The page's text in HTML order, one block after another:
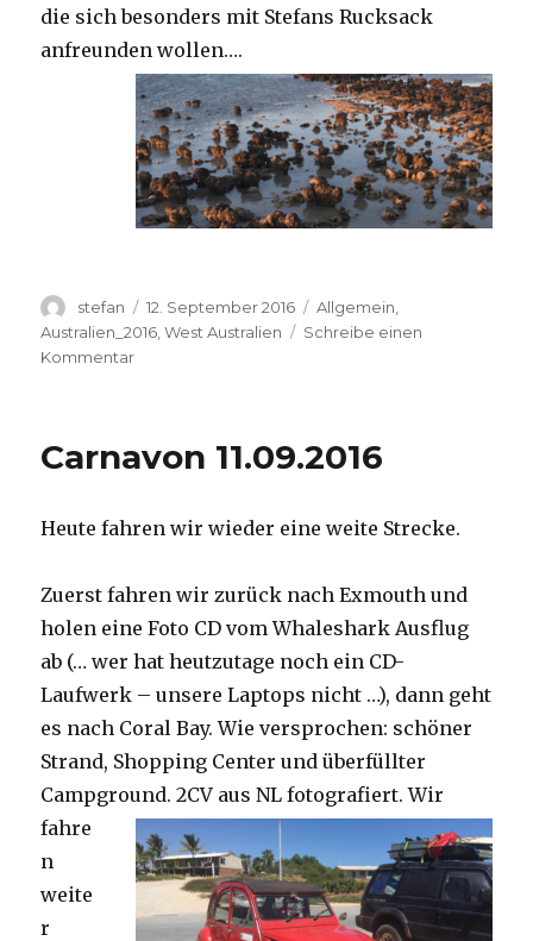
die sich besonders mit Stefans Rucksack
anfreunden wollen….
Autor
stefan
Veröffentlicht
am
12. September 2016 Kategorien
Allgemein
Australien_2016 ,West Australien
Schreibe einen
Kommentarzu
Carnavon 11.09.2016
Heute fahren wir wieder eine weite Strecke.
Zuerst fahren wir zurück nach Exmouth und
holen eine Foto CD vom Whaleshark Ausflug
ab (… wer hat heutzutage noch ein CD-
Laufwerk – unsere Laptops nicht …), dann geht
es nach Coral Bay. Wie versprochen: schöner
Strand, Shopping Center und überfüllter
Campground.2CV aus NL fotografiert. Wir
fahre
n
weite
r